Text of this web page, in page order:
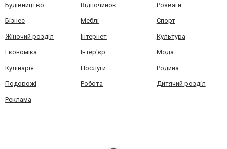
Будівництво Відпочинок Розваги
Бізнес Меблі Спорт
Жіночий розділ Інтернет Культура
Економіка Інтер'єр Мода
Кулінарія Послуги Родина
Подорожі Робота Дитячий розділ
Реклама